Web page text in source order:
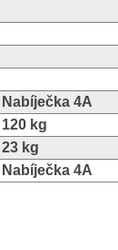
Nabíječka 4A
120 kg
23 kg
Nabíječka 4A